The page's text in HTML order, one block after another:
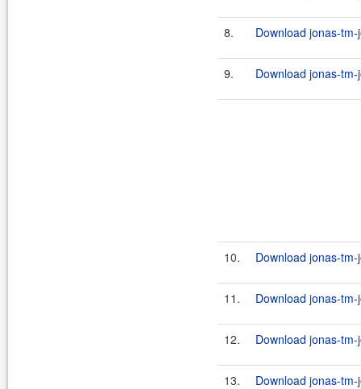
8. Download jonas-
9. Download jonas-
10. Download jonas-
11. Download jonas-
12. Download jonas-
13. Download jonas-